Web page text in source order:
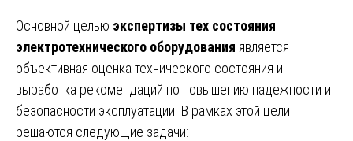
Основной целью экспертизы тех состояния
электротехнического оборудования является
объективная оценка технического состояния и
выработка рекомендаций по повышению надежности и
безопасности эксплуатации. В рамках этой цели
решаются следующие задачи: